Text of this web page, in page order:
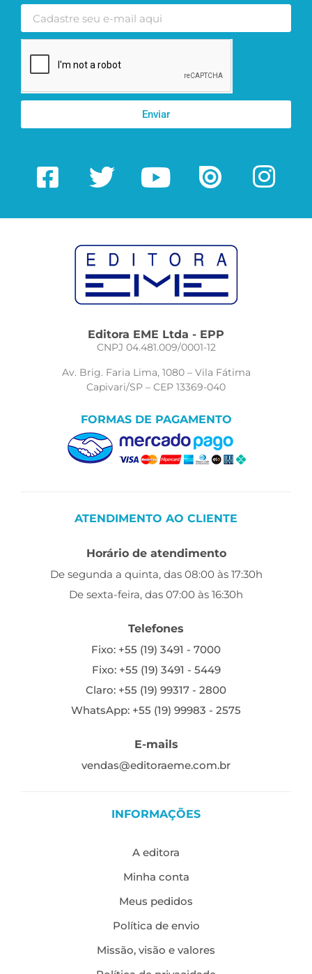
Enviar
Editora EME Ltda - EPP
CNPJ 04.481.009/0001-12
Av. Brig. Faria Lima, 1080 – Vila Fátima
Capivari/SP – CEP 13369-040
FORMAS DE PAGAMENTO
ATENDIMENTO AO CLIENTE
Horário de atendimento
De segunda a quinta, das 08:00 às 17:30h
De sexta-feira, das 07:00 às 16:30h
Telefones
Fixo: +55 (19) 3491 - 7000
Fixo: +55 (19) 3491 - 5449
Claro: +55 (19) 99317 - 2800
WhatsApp: +55 (19) 99983 - 2575
E-mails
vendas@editoraeme.com.br
INFORMAÇÕES
A editora
Minha conta
Meus pedidos
Política de envio
Missão, visão e valores